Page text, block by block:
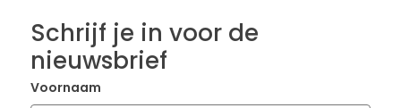
Schrijf je in voor de
nieuwsbrief
Voornaam